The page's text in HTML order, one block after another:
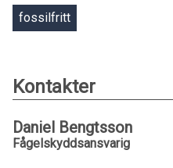
fossilfritt
Kontakter
Daniel Bengtsson
Fågelskyddsansvarig